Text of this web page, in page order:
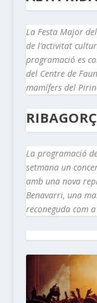
La Festa Major
de l’activitat
programació es
del Centre de
mamífers del
La programació
setmana un
amb una nova
Benavarri, una
reconeguda com a